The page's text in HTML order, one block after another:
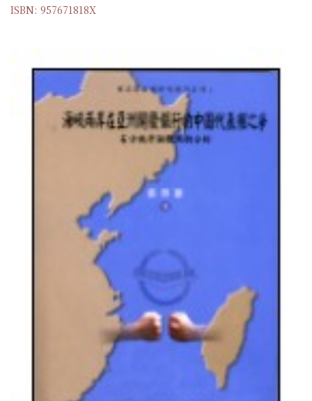
ISBN: 957671818X